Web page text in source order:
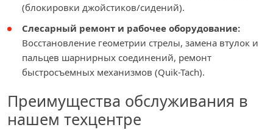
(блокировки джойстиков/сидений).
Слесарный ремонт и рабочее оборудование:
Восстановление геометрии стрелы, замена втулок и
пальцев шарнирных соединений, ремонт
быстросъемных механизмов (Quik-Tach).
Преимущества обслуживания в
нашем техцентре